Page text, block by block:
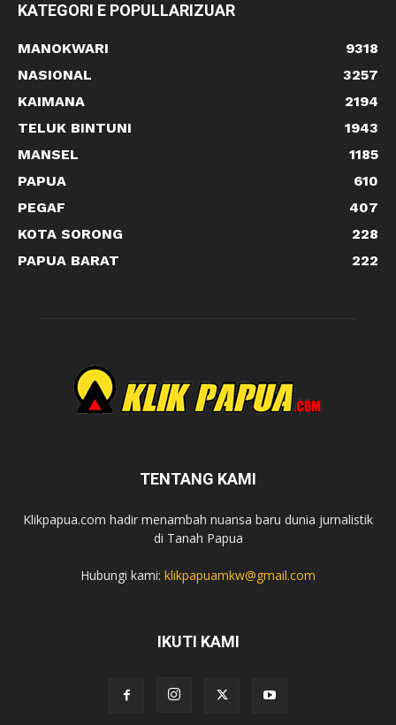
KATEGORI E POPULLARIZUAR
MANOKWARI
9318
NASIONAL
3257
KAIMANA
2194
TELUK BINTUNI
1943
MANSEL
1185
PAPUA
610
PEGAF
407
KOTA SORONG
228
PAPUA BARAT
222
TENTANG KAMI
Klikpapua.com hadir menambah nuansa baru dunia jurnalistik
di Tanah Papua
Hubungi kami: klikpapuamkw@gmail.com
IKUTI KAMI